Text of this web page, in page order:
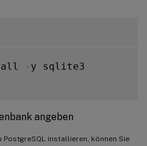
- y sqlite3
angeben
PostgreSQL installieren, können Sie